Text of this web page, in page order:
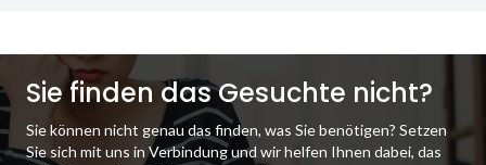
Sie finden das Gesuchte nicht?
Sie können nicht genau das finden, was Sie benötigen? Setzen
Sie sich mit uns in Verbindung und wir helfen Ihnen dabei, das